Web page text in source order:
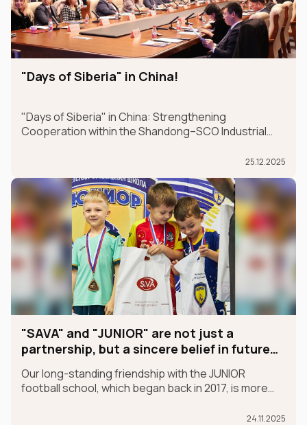
"Days of Siberia" in China!
"Days of Siberia" in China: Strengthening
Cooperation within the Shandong–SCO Industrial
25.12.2025
"SAVA" and "JUNIOR" are not just a
partnership, but a sincere belief in future
Our long-standing friendship with the JUNIOR
football school, which began back in 2017, is more
24.11.2025